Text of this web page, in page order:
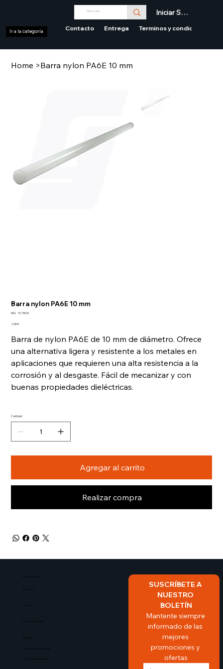
Iniciar Sesión
Contacto Entrega Terminos y condiciones
Ir a la categoría
Home >Barra nylon PA6E 10 mm
Barra nylon PA6E 10 mm
SKU:
SKU
11275010
Precio
2,58 €
Barra de nylon PA6E de 10 mm de diámetro. Ofrece
una alternativa ligera y resistente a los metales en
aplicaciones que requieren una alta resistencia a la
corrosión y al desgaste. Fácil de mecanizar y con
buenas propiedades dieléctricas.
Cantidad
Agregar al carrito
Realizar compra
Mi Cuenta
Contacto
Entrega
Politica de privacidad
SUSCRÍBETE A
NUESTRO
BOLETÍN
Mantente siempre
informado de las
mejores
promociones y
ofertas